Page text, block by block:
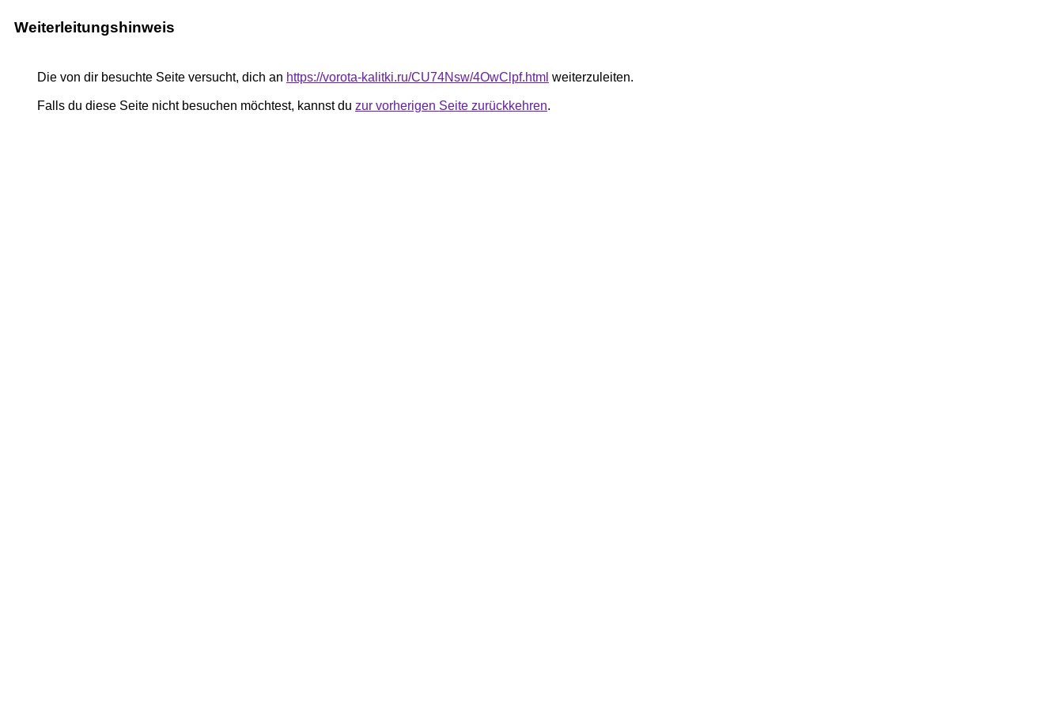
Weiterleitungshinweis
Die von dir besuchte Seite versucht, dich an https://vorota-kalitki.ru/CU74Nsw/4OwClpf.html weiterzuleiten.
Falls du diese Seite nicht besuchen möchtest, kannst du zur vorherigen Seite zurückkehren.